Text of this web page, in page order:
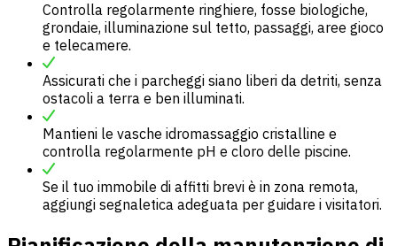
Controlla regolarmente ringhiere, fosse biologiche,
grondaie, illuminazione sul tetto, passaggi, aree gioco
e telecamere.
Assicurati che i parcheggi siano liberi da detriti, senza
ostacoli a terra e ben illuminati.
Mantieni le vasche idromassaggio cristalline e
controlla regolarmente pH e cloro delle piscine.
Se il tuo immobile di affitti brevi è in zona remota,
aggiungi segnaletica adeguata per guidare i visitatori.